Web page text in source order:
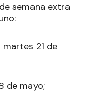
semana extra
21 de
de mayo;